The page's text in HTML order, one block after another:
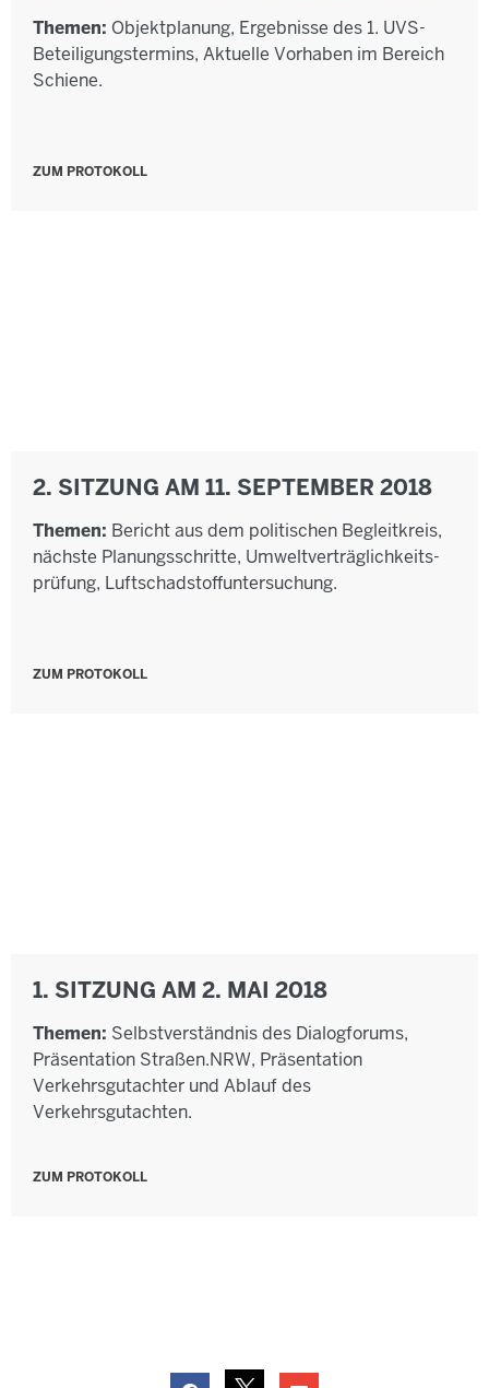
Themen: Objektplanung, Ergebnisse des 1. UVS-
Beteiligungstermins, Aktuelle Vorhaben im Bereich
Schiene.
ZUM PROTOKOLL
2. SITZUNG AM 11. SEPTEMBER 2018
Themen: Bericht aus dem politischen Begleitkreis,
nächste Planungsschritte, Umwelt­verträglichkeits­
prüfung, Luftschadstoffuntersuchung.
ZUM PROTOKOLL
1. SITZUNG AM 2. MAI 2018
Themen: Selbstverständnis des Dialogforums,
Präsentation Straßen.NRW, Präsentation
Verkehrsgutachter und Ablauf des
Verkehrsgutachten.
ZUM PROTOKOLL